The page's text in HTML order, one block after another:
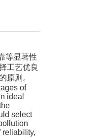
等显著性
工艺优良
原则。
of
ideal
select
reliability,